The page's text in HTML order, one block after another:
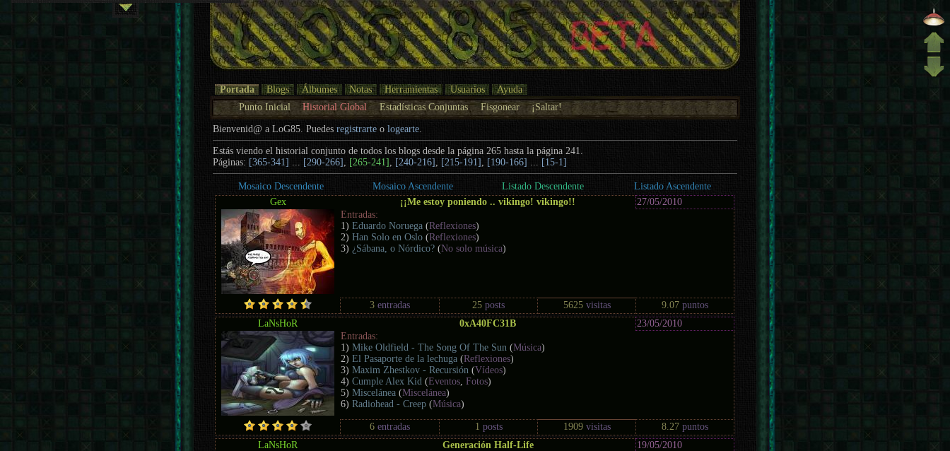
Portada Blogs Álbumes Notas Herramientas Usuarios
Ayuda
Punto Inicial
Historial Global Estadísticas Conjuntas Fisgonear ¡Saltar!
Bienvenid@ a LoG85. Puedesregistrarte ologearte.
Estás viendo el historial conjunto de todos los blogs desde la página 265 hasta la página 241.
Páginas: [365-341] [290-266] [265-241] [240-216] [215-191] [190-166] [15-1]
Mosaico Descendente Mosaico Ascendente Listado Descendente
Listado Ascendente
Gex
¡¡Me estoy poniendo .. vikingo! vikingo!!
27/05/2010
Entradas:
1)Eduardo Noruega (Reflexiones)
2)Han Solo en Oslo (Reflexiones)
3) ¿Sábana, o Nórdico? (No solo música)
3 entradas 25 posts 5625visitas 9.07 puntos
LaNsHoR
0xA40FC31B
23/05/2010
Entradas:
1)Mike Oldfield - The Song Of The Sun (Música)
2)El Pasaporte de la lechuga (Reflexiones)
3)Maxim Zhestkov - Recursión (Vídeos)
4)Cumple Alex Kid (Eventos ,Fotos)
5)Miscelánea (Miscelánea)
6)Radiohead - Creep (Música)
6 entradas 1 posts 1909visitas 8.27 puntos
LaNsHoR
Generación Half-Life
19/05/2010